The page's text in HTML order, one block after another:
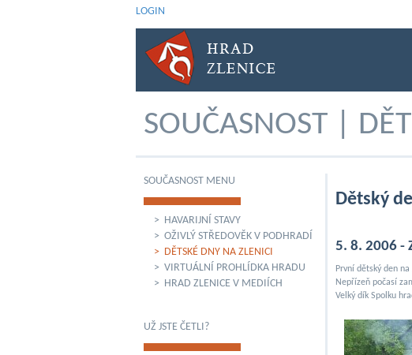
LOGIN
SOUČASNOST |
SOUČASNOST MENU
> HAVARIJNÍ STAVY
> OŽIVLÝ STŘEDOVĚK V PODHRADÍ
> DĚTSKÉ DNY NA ZLENICI
> VIRTUÁLNÍ PROHLÍDKA HRADU
> HRAD ZLENICE V MEDIÍCH
UŽ JSTE ČETLI?
Dětský
5. 8. 2006 -
První dětský den
Nepřízeň počasí
Velký dík Spolku